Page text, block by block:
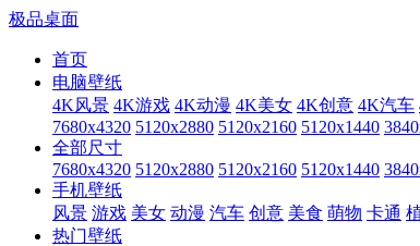
极品桌面
首页
电脑壁纸
4K风景 4K游戏 4K动漫 4K美女 4K创意 4K汽车
7680x4320 5120x2880 5120x2160 5120x1440
全部尺寸
7680x4320 5120x2880 5120x2160 5120x1440
手机壁纸
风景 游戏 美女 动漫 汽车 创意 美食 萌物 卡通
热门壁纸